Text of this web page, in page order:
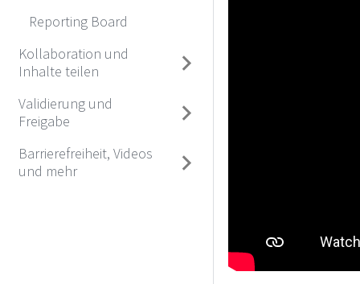
Reporting Board
Kollaboration und
Inhalte teilen
Validierung und
Freigabe
Barrierefreiheit, Videos
und mehr